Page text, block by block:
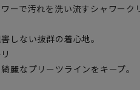
ーで汚れを洗い流すシャワーク
しない抜群の着心地。
麗なプリーツラインをキープ。